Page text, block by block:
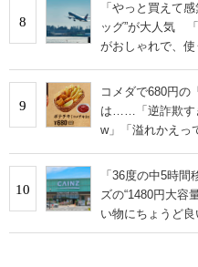
8
「やっと買えて
ッグ”が大人気
がおしゃれで、使
9
コメダで680円
は……「逆詐欺す
w」「溢れかえっ
10
「36度の中5時
ズの“1480円大容
い物にちょうど